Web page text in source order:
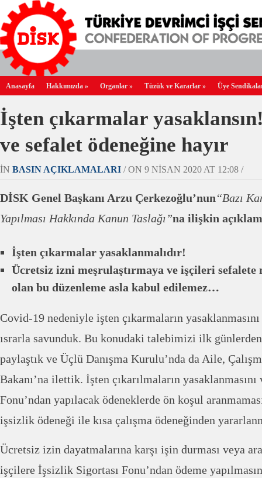
Anasayfa Hakkımızda » Organlar » Tüzük ve Kararlar » Üye
İşten çıkarmalar
ve sefalet ödeneğine hayır
IN BASIN AÇIKLAMALARI / ON 9 NISAN 2020 AT 12:08 /
DİSK Genel Başkanı Arzu Çerkezoğlu’nun“Bazı
Yapılması Hakkında Kanun Taslağı”na ilişkin
İşten çıkarmalar yasaklanmalıdır!
Ücretsiz izni meşrulaştırmaya ve işçileri sefalete
olan bu düzenleme asla kabul edilemez…
Covid-19 nedeniyle işten çıkarmaların yasaklanmasını
ısrarla savunduk. Bu konudaki talebimizi ilk
paylaştık ve Üçlü Danışma Kurulu’nda da Aile,
Bakanı’na ilettik. İşten çıkarılmaların
Fonu’ndan yapılacak ödeneklerde ön koşul
işsizlik ödeneği ile kısa çalışma ödeneğinden
Ücretsiz izin dayatmalarına karşı işin durması veya
işçilere İşsizlik Sigortası Fonu’ndan ödeme